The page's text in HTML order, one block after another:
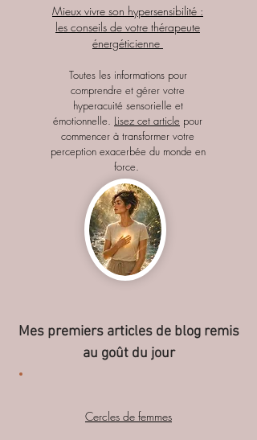
Mieux vivre son hypersensibilité :
les conseils de votre thérapeute
énergéticienne
Toutes les informations pour
comprendre et gérer votre
hyperacuité sensorielle et
émotionnelle. Lisez cet article pour
commencer à transformer votre
perception exacerbée du monde en
force.
Mes premiers articles de blog remis
au goût du jour
Cercles de femmes